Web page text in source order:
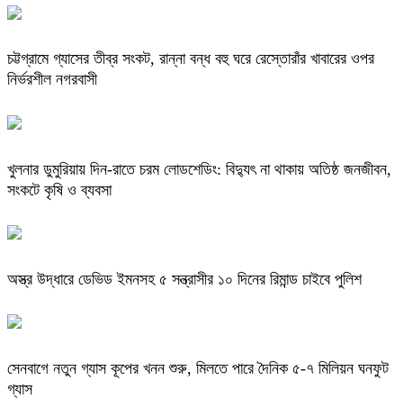
চট্টগ্রামে গ্যাসের তীব্র সংকট, রান্না বন্ধ বহু ঘরে রেস্তোরাঁর খাবারের ওপর
নির্ভরশীল নগরবাসী
খুলনার ডুমুরিয়ায় দিন-রাতে চরম লোডশেডিং: বিদ্যুৎ না থাকায় অতিষ্ঠ জনজীবন,
সংকটে কৃষি ও ব্যবসা
অস্ত্র উদ্ধারে ডেভিড ইমনসহ ৫ সন্ত্রাসীর ১০ দিনের রিমান্ড চাইবে পুলিশ
সেনবাগে নতুন গ্যাস কূপের খনন শুরু, মিলতে পারে দৈনিক ৫-৭ মিলিয়ন ঘনফুট
গ্যাস